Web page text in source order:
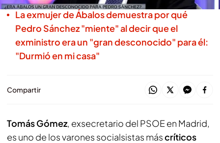
La exmujer de Ábalos demuestra por qué
Pedro Sánchez "miente" al decir que el
exministro era un "gran desconocido" para él:
"Durmió en mi casa"
Compartir
Tomás Gómez, exsecretario del PSOE en Madrid,
es uno de los varones socialsistas máscríticos